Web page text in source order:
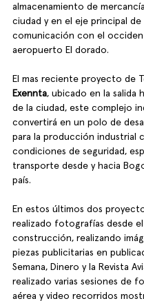
almacenamiento de
ciudad y en el eje principal de
comunicación con el
aeropuerto El dorado.
El mas reciente proyecto de
Exennta, ubicado en la salida
de la ciudad, este complejo
convertirá en un polo de
para la producción industrial
condiciones de seguridad,
transporte desde y hacia
país.
En estos últimos dos
realizado fotografías desde
construcción, realizando
piezas publicitarias en
Semana, Dinero y la Revista
realizado varias sesiones de
aérea y video recorridos